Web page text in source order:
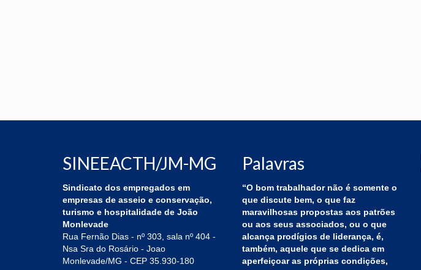
SINEEACTH/JM-MG
Sindicato dos empregados em
empresas de asseio e conservação,
turismo e hospitalidade de João
Monlevade
Rua Fernão Dias - nº 303, sala nº 404 -
Nsa Sra do Rosário - Joao
Monlevade/MG - CEP 35.930-180
Palavras
“O bom trabalhador não é somente o
que discute bem, o que faz
maravilhosas propostas aos patrões
ou aos seus associados, ou o que
alcança prodígios de liderança, é,
também, aquele que se dedica em
aperfeiçoar as próprias condições,